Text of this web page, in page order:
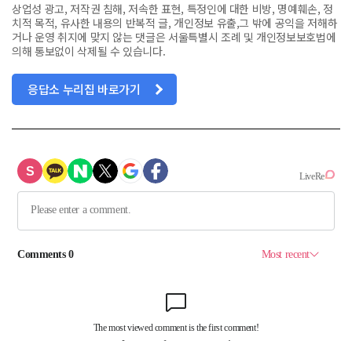
상업성 광고, 저작권 침해, 저속한 표현, 특정인에 대한 비방, 명예훼손, 정
치적 목적, 유사한 내용의 반복적 글, 개인정보 유출,그 밖에 공익을 저해하
거나 운영 취지에 맞지 않는 댓글은 서울특별시 조례 및 개인정보보호법에
의해 통보없이 삭제될 수 있습니다.
응답소 누리집 바로가기